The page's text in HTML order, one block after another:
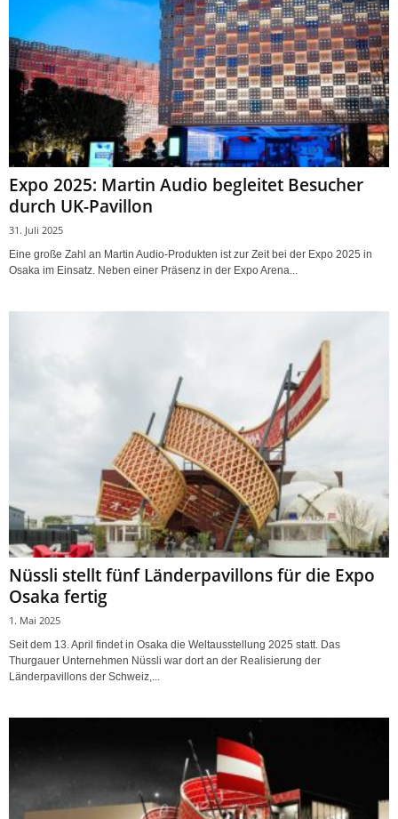
Expo 2025: Martin Audio begleitet Besucher
durch UK-Pavillon
31. Juli 2025
Eine große Zahl an Martin Audio-Produkten ist zur Zeit bei der Expo 2025 in
Osaka im Einsatz. Neben einer Präsenz in der Expo Arena...
Nüssli stellt fünf Länderpavillons für die Expo
Osaka fertig
1. Mai 2025
Seit dem 13. April findet in Osaka die Weltausstellung 2025 statt. Das
Thurgauer Unternehmen Nüssli war dort an der Realisierung der
Länderpavillons der Schweiz,...